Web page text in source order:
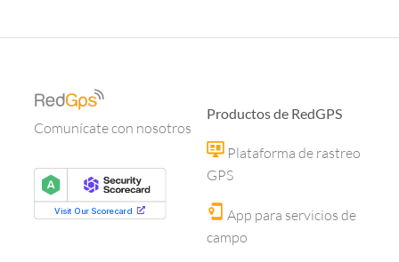
Comunícate con nosotros
Productos de RedGPS
Plataforma de rastreo
GPS
App para servicios de
campo